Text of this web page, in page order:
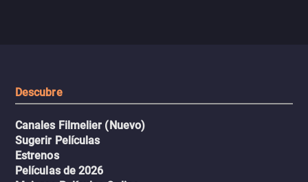
Descubre
Canales Filmelier (Nuevo)
Sugerir Películas
Estrenos
Películas de 2026